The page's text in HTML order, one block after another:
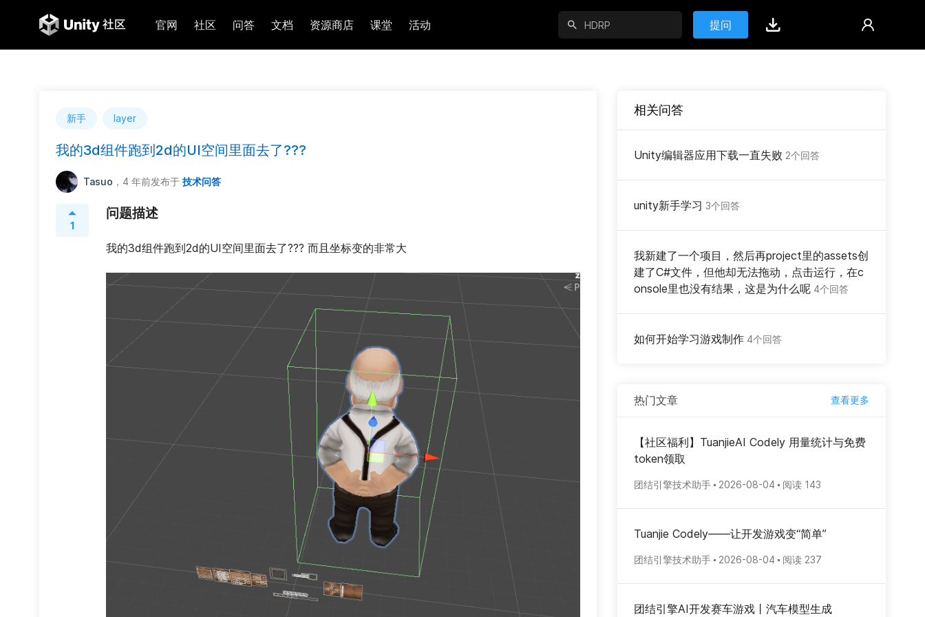
官网 社区 问答 文档 资源商店 课堂 活动 提问
新手 layer
我的3d组件跑到2d的UI空间里面去了???
Tasuo ，4 年前发布于 技术问答
1
问题描述
我的3d组件跑到2d的UI空间里面去了??? 而且坐标变的非常大
相关问答
Unity编辑器应用下载一直失败 2个回答
unity新手学习 3个回答
我新建了一个项目，然后再project里的assets创
建了C#文件，但他却无法拖动，点击运行，在c
onsole里也没有结果，这是为什么呢 4个回答
如何开始学习游戏制作 4个回答
热门文章 查看更多
【社区福利】TuanjieAI Codely 用量统计与免费
token领取
团结引擎技术助手 2026-08-04 阅读 143
Tuanjie Codely——让开发游戏变“简单”
团结引擎技术助手 2026-08-04 阅读 237
团结引擎AI开发赛车游戏丨汽车模型生成